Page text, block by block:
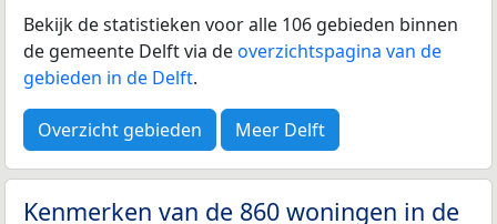
Bekijk de statistieken voor alle 106 gebieden binnen
de gemeente Delft via deoverzichtspagina van de
gebieden in de Delft.
Overzicht gebieden Meer Delft
Kenmerken van de 860 woningen in de